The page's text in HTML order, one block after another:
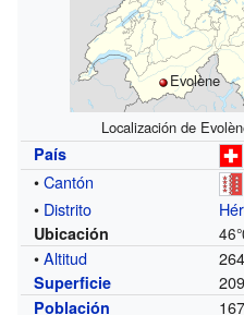
Evolène
Localización de
País
•Cantón
• Distrito
Ubicación
•Altitud
Superficie
Población